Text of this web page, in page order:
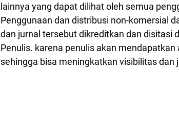
lainnya yang dapat dilihat oleh semua
Penggunaan dan distribusi non-komersial
dan jurnal tersebut dikreditkan dan disitasi
Penulis. karena penulis akan
sehingga bisa meningkatkan visibilitas dan